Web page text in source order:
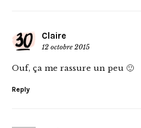
Claire
12 octobre 2015
Ouf, ça me rassure un peu 🙂
Reply